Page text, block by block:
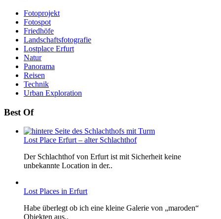
Fotoprojekt
Fotospot
Friedhöfe
Landschaftsfotografie
Lostplace Erfurt
Natur
Panorama
Reisen
Technik
Urban Exploration
Best Of
Lost Place Erfurt – alter Schlachthof
Der Schlachthof von Erfurt ist mit Sicherheit keine
unbekannte Location in der..
Lost Places in Erfurt
Habe überlegt ob ich eine kleine Galerie von „maroden“
Objekten aus..